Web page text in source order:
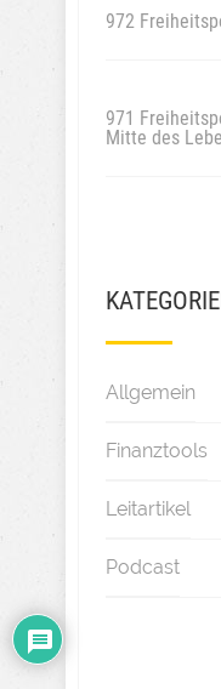
972
971
Mitte des
Allgemein
Finanztools
Leitartikel
Podcast